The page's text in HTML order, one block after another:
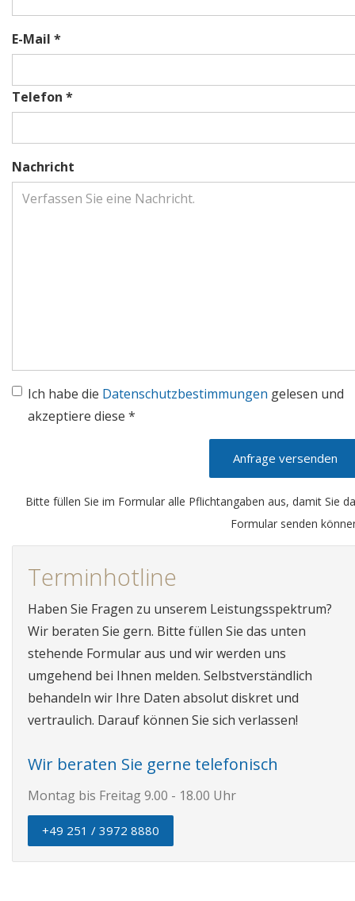
E-Mail *
Telefon *
Nachricht
Ich habe die Datenschutzbestimmungen gelesen und
akzeptiere diese *
Anfrage versenden
Bitte füllen Sie im Formular alle Pflichtangaben aus, damit Sie
Formular senden
Terminhotline
Haben Sie Fragen zu unserem Leistungsspektrum?
Wir beraten Sie gern. Bitte füllen Sie das unten
stehende Formular aus und wir werden uns
umgehend bei Ihnen melden. Selbstverständlich
behandeln wir Ihre Daten absolut diskret und
vertraulich. Darauf können Sie sich verlassen!
Wir beraten Sie gerne telefonisch
Montag bis Freitag 9.00 - 18.00 Uhr
+49 251 / 3972 8880